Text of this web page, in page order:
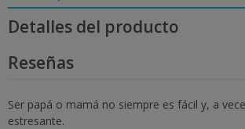
Detalles del producto
Reseñas
Ser papá o mamá no siempre es fácil y, a
estresante.